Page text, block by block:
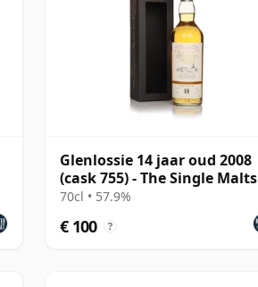
Glenlossie 14 jaar oud 2008
(cask 755) - The Single Malts
of
70cl • 57.9%
€ 100 ?